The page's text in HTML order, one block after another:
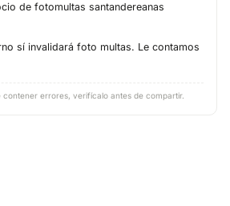
de fotomultas santandereanas
sí invalidará foto multas. Le contamos
contener errores, verifícalo antes de compartir.